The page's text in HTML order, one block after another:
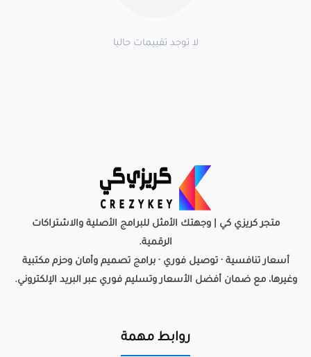
لا توجد تقييمات حاليا
متجر كريزي كي | وجهتك الأمثل للبرامج الأصلية والاشتراكات
الرقمية.
أسعار تنافسية · توصيل فوري · برامج تصميم وأمان وحزم مكتبية
وغيرها، مع ضمان أفضل الأسعار وتسليم فوري عبر البريد الإلكتروني.
روابط مهمة